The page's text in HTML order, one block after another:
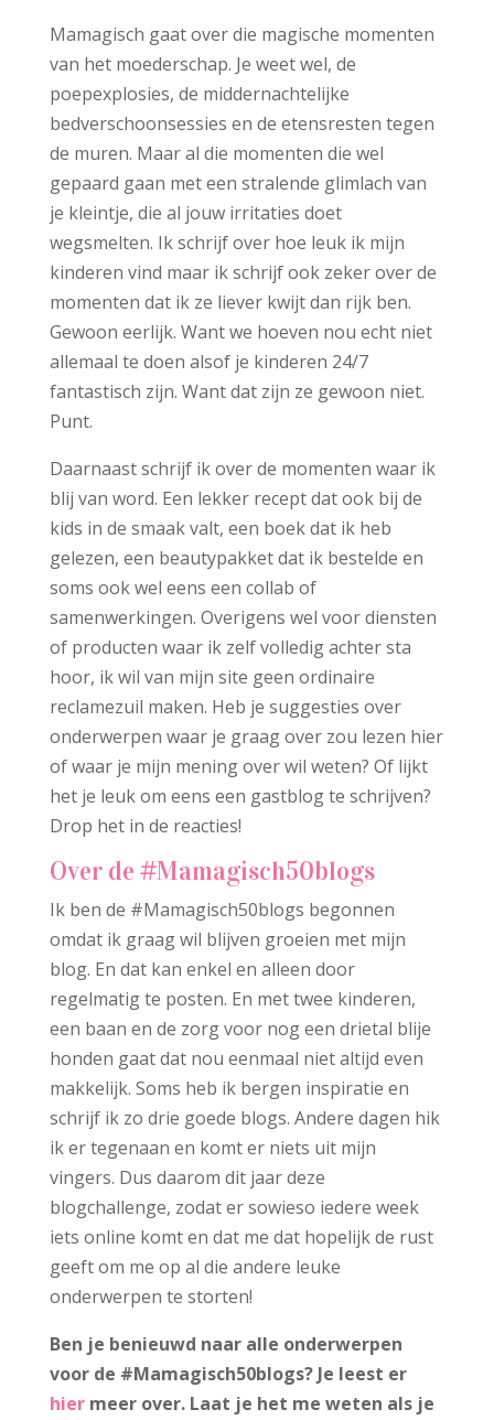
Mamagisch gaat over die magische momenten
van het moederschap. Je weet wel, de
poepexplosies, de middernachtelijke
bedverschoonsessies en de etensresten tegen
de muren. Maar al die momenten die wel
gepaard gaan met een stralende glimlach van
je kleintje, die al jouw irritaties doet
wegsmelten. Ik schrijf over hoe leuk ik mijn
kinderen vind maar ik schrijf ook zeker over de
momenten dat ik ze liever kwijt dan rijk ben.
Gewoon eerlijk. Want we hoeven nou echt niet
allemaal te doen alsof je kinderen 24/7
fantastisch zijn. Want dat zijn ze gewoon niet.
Punt.
Daarnaast schrijf ik over de momenten waar ik
blij van word. Een lekker recept dat ook bij de
kids in de smaak valt, een boek dat ik heb
gelezen, een beautypakket dat ik bestelde en
soms ook wel eens een collab of
samenwerkingen. Overigens wel voor diensten
of producten waar ik zelf volledig achter sta
hoor, ik wil van mijn site geen ordinaire
reclamezuil maken. Heb je suggesties over
onderwerpen waar je graag over zou lezen hier
of waar je mijn mening over wil weten? Of lijkt
het je leuk om eens een gastblog te schrijven?
Drop het in de reacties!
Over de #Mamagisch50blogs
Ik ben de #Mamagisch50blogs begonnen
omdat ik graag wil blijven groeien met mijn
blog. En dat kan enkel en alleen door
regelmatig te posten. En met twee kinderen,
een baan en de zorg voor nog een drietal blije
honden gaat dat nou eenmaal niet altijd even
makkelijk. Soms heb ik bergen inspiratie en
schrijf ik zo drie goede blogs. Andere dagen hik
ik er tegenaan en komt er niets uit mijn
vingers. Dus daarom dit jaar deze
blogchallenge, zodat er sowieso iedere week
iets online komt en dat me dat hopelijk de rust
geeft om me op al die andere leuke
onderwerpen te storten!
Ben je benieuwd naar alle onderwerpen
voor de #Mamagisch50blogs? Je leest er
hiermeer over. Laat je het me weten als je